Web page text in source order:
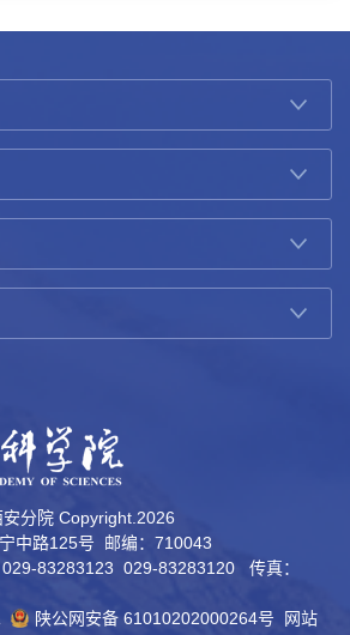
分院 Copyright. 2026
中路125号 邮编：710043
83283123 029-83283120 传真：
陕公网安备 61010202000264号 网站